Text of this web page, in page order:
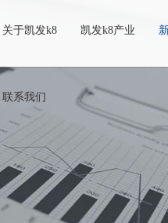
关于凯发k8 凯发k8产业
联系我们